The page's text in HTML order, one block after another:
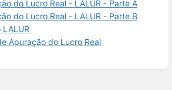
do Lucro Real - LALUR - Parte A
do Lucro Real - LALUR - Parte B
Apuração do Lucro Real